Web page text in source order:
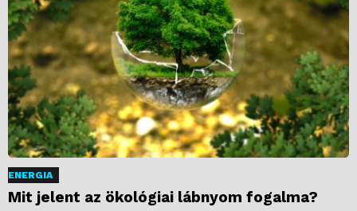
ENERGIA
Mit jelent az ökológiai lábnyom fogalma?